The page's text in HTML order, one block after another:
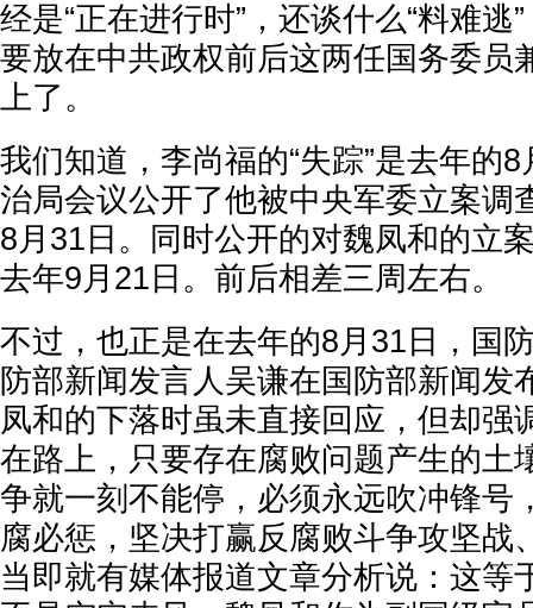
经是“正在进行时”，还谈什么“料难逃
要放在中共政权前后这两任国务委员
上了。
我们知道，李尚福的“失踪”是去年的
治局会议公开了他被中央军委立案调
8月31日。同时公开的对魏凤和的立
去年9月21日。前后相差三周左右。
不过，也正是在去年的8月31日，国
防部新闻发言人吴谦在国防部新闻发
凤和的下落时虽未直接回应，但却强
在路上，只要存在腐败问题产生的土
争就一刻不能停，必须永远吹冲锋号
腐必惩，坚决打赢反腐败斗争攻坚
当即就有媒体报道文章分析说：这等